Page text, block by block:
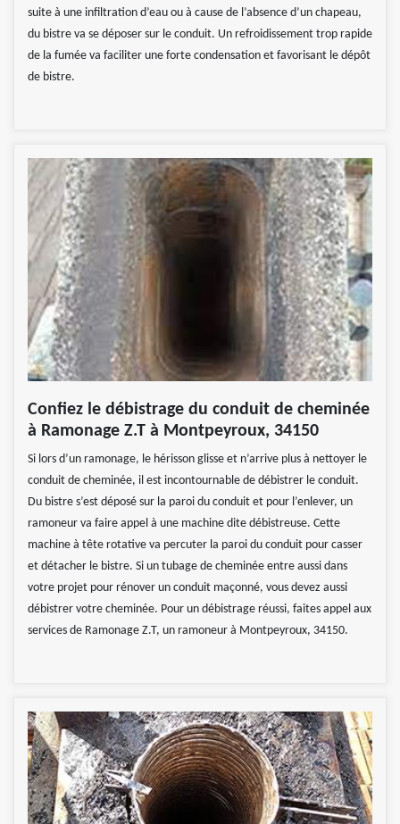
suite à une infiltration d’eau ou à cause de l’absence d’un chapeau,
du bistre va se déposer sur le conduit. Un refroidissement trop rapide
de la fumée va faciliter une forte condensation et favorisant le dépôt
de bistre.
Confiez le débistrage du conduit de cheminée
à Ramonage Z.T à Montpeyroux, 34150
Si lors d’un ramonage, le hérisson glisse et n’arrive plus à nettoyer le
conduit de cheminée, il est incontournable de débistrer le conduit.
Du bistre s’est déposé sur la paroi du conduit et pour l’enlever, un
ramoneur va faire appel à une machine dite débistreuse. Cette
machine à tête rotative va percuter la paroi du conduit pour casser
et détacher le bistre. Si un tubage de cheminée entre aussi dans
votre projet pour rénover un conduit maçonné, vous devez aussi
débistrer votre cheminée. Pour un débistrage réussi, faites appel aux
services de Ramonage Z.T, un ramoneur à Montpeyroux, 34150.